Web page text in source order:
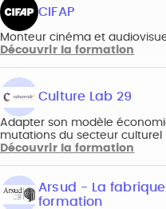
CIFAP
Monteur cinéma et
Découvrir la formation
Culture Lab 29
Adapter son modèle
mutations du secteur culturel
Découvrir la formation
Arsud - La
formation